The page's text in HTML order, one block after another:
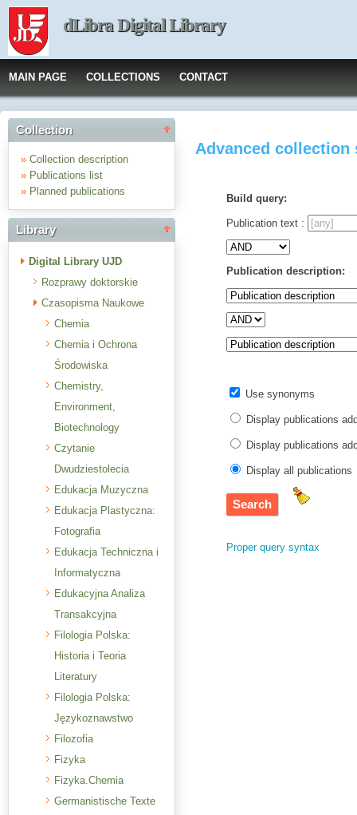
dLibra Digital Library
MAIN PAGE COLLECTIONS CONTACT
Collection
» Collection description
» Publications list
» Planned publications
Library
Digital Library UJD
Rozprawy doktorskie
Czasopisma Naukowe
Chemia
Chemia i Ochrona
Środowiska
Chemistry,
Environment,
Biotechnology
Czytanie
Dwudziestolecia
Edukacja Muzyczna
Edukacja Plastyczna:
Fotografia
Edukacja Techniczna i
Informatyczna
Edukacyjna Analiza
Transakcyjna
Filologia Polska:
Historia i Teoria
Literatury
Filologia Polska:
Językoznawstwo
Filozofia
Fizyka
Fizyka.Chemia
Germanistische Texte
Advanced collection
Build query:
Publication text :
Publication description:
Use synonyms
Display publications
Display publications
Display all publications
Proper query syntax